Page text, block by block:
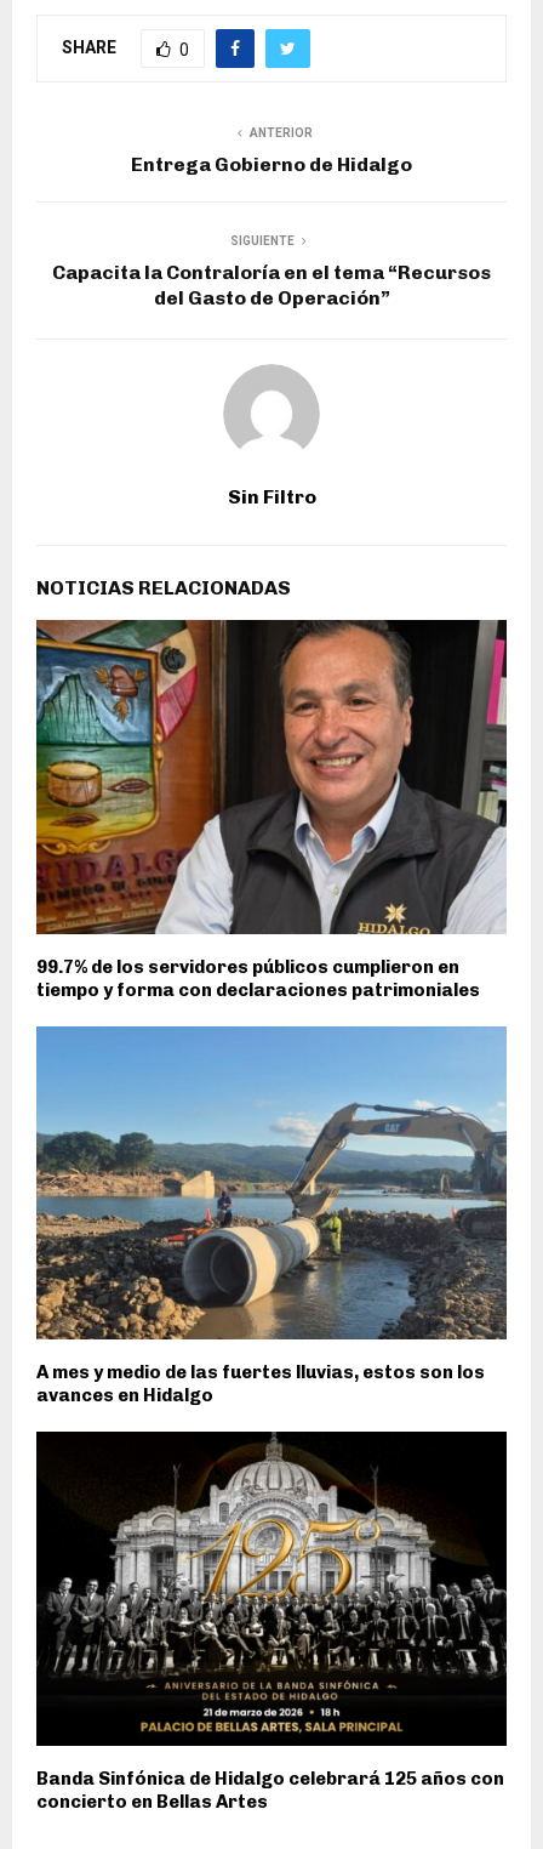
SHARE 0
ANTERIOR
Entrega Gobierno de Hidalgo
SIGUIENTE
Capacita la Contraloría en el tema “Recursos
del Gasto de Operación”
Sin Filtro
NOTICIAS RELACIONADAS
99.7% de los servidores públicos cumplieron en
tiempo y forma con declaraciones patrimoniales
A mes y medio de las fuertes lluvias, estos son los
avances en Hidalgo
Banda Sinfónica de Hidalgo celebrará 125 años con
concierto en Bellas Artes